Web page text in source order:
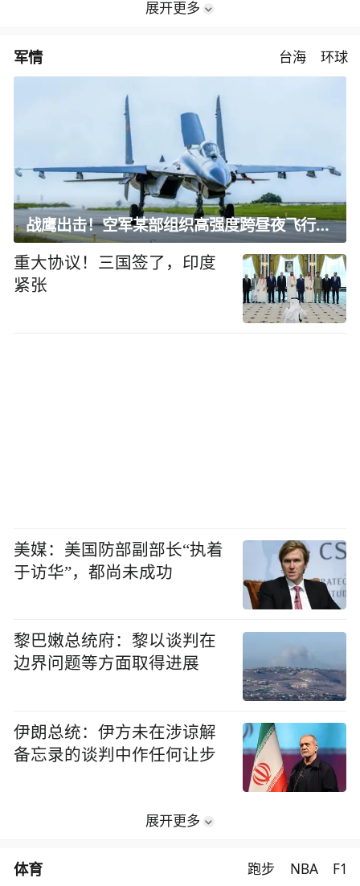
展开更多
军情 台海 环球
战鹰出击！空军某部组织高强度跨昼夜飞行训练
重大协议！三国签了，印度
紧张
美媒：美国防部副部长“执着
于访华”，都尚未成功
黎巴嫩总统府：黎以谈判在
边界问题等方面取得进展
伊朗总统：伊方未在涉谅解
备忘录的谈判中作任何让步
展开更多
体育 跑步 NBA F1